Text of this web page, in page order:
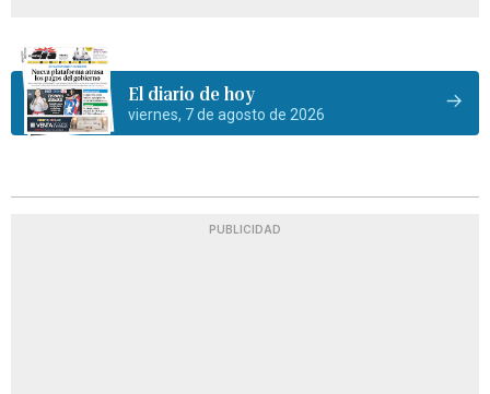
El diario de hoy
viernes, 7 de agosto de 2026
PUBLICIDAD